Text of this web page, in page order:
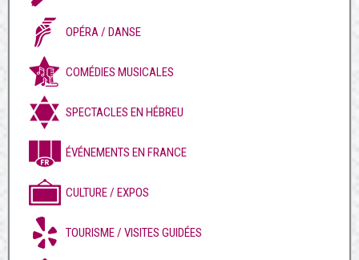
OPÉRA / DANSE
COMÉDIES MUSICALES
SPECTACLES EN HÉBREU
ÉVÉNEMENTS EN FRANCE
CULTURE / EXPOS
TOURISME / VISITES GUIDÉES